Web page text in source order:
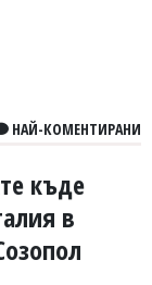
НАЙ-КОМЕНТИРАНИ
къде
в